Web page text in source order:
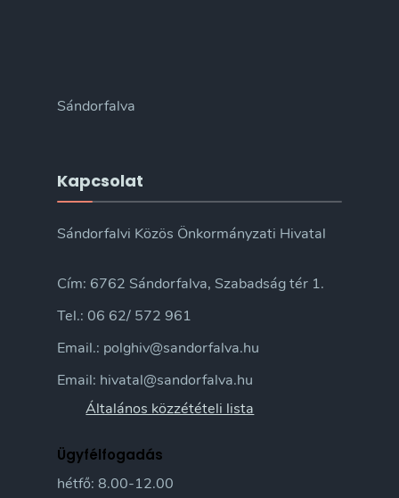
Sándorfalva
Kapcsolat
Sándorfalvi Közös Önkormányzati Hivatal
Cím: 6762 Sándorfalva, Szabadság tér 1.
Tel.: 06 62/ 572 961
Email.: polghiv@sandorfalva.hu
Email: hivatal@sandorfalva.hu
Általános közzétételi lista
Ügyfélfogadás
hétfő: 8.00-12.00